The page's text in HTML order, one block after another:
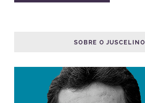
SOBRE O JUSCELINO